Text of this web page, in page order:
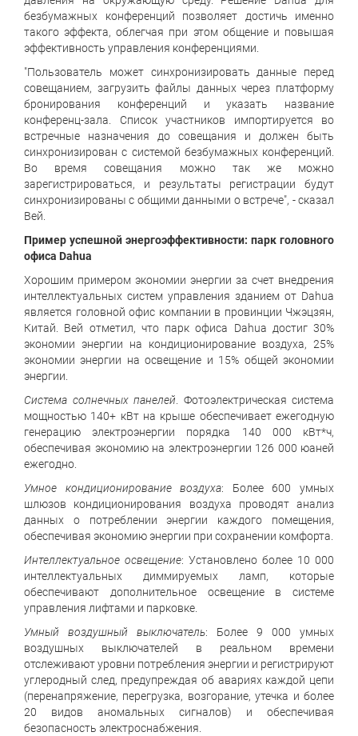
безбумажных конференций позволяет достичь именно
такого эффекта, облегчая при этом общение и повышая
эффективность управления конференциями.
"Пользователь может синхронизировать данные перед
совещанием, загрузить файлы данных через платформу
бронирования конференций и указать название
конференц-зала. Список участников импортируется во
встречные назначения до совещания и должен быть
синхронизирован с системой безбумажных конференций.
Во время совещания можно так же можно
зарегистрироваться, и результаты регистрации будут
синхронизированы с общими данными о встрече", - сказал
Вей.
Пример успешной энергоэффективности: парк головного
офиса Dahua
Хорошим примером экономии энергии за счет внедрения
интеллектуальных систем управления зданием от Dahua
является головной офис компании в провинции Чжэцзян,
Китай. Вей отметил, что парк офиса Dahua достиг 30%
экономии энергии на кондиционирование воздуха, 25%
экономии энергии на освещение и 15% общей экономии
энергии.
Система солнечных панелей. Фотоэлектрическая система
мощностью 140+ кВт на крыше обеспечивает ежегодную
генерацию электроэнергии порядка 140 000 кВт*ч,
обеспечивая экономию на электроэнергии 126 000 юаней
ежегодно.
Умное кондиционирование воздуха: Более 600 умных
шлюзов кондиционирования воздуха проводят анализ
данных о потреблении энергии каждого помещения,
обеспечивая экономию энергии при сохранении комфорта.
Интеллектуальное освещение: Установлено более 10 000
интеллектуальных диммируемых ламп, которые
обеспечивают дополнительное освещение в системе
управления лифтами и парковке.
Умный воздушный выключатель: Более 9 000 умных
воздушных выключателей в реальном времени
отслеживают уровни потребления энергии и регистрируют
углеродный след, предупреждая об авариях каждой цепи
(перенапряжение, перегрузка, возгорание, утечка и более
20 видов аномальных сигналов) и обеспечивая
безопасность электроснабжения.